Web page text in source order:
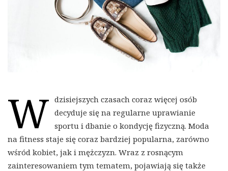
W dzisiejszych czasach coraz więcej osób
decyduje się na regularne uprawianie
sportu i dbanie o kondycję fizyczną. Moda
na fitness staje się coraz bardziej popularna, zarówno
wśród kobiet, jak i mężczyzn. Wraz z rosnącym
zainteresowaniem tym tematem, pojawiają się także